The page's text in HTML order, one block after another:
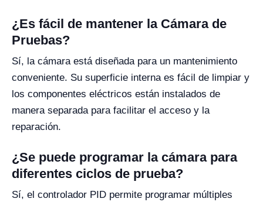
¿Es fácil de mantener la Cámara de
Pruebas?
Sí, la cámara está diseñada para un mantenimiento
conveniente. Su superficie interna es fácil de limpiar y
los componentes eléctricos están instalados de
manera separada para facilitar el acceso y la
reparación.
¿Se puede programar la cámara para
diferentes ciclos de prueba?
Sí, el controlador PID permite programar múltiples